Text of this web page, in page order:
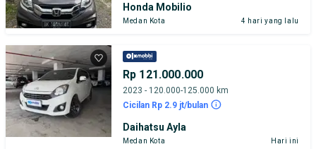
Honda Mobilio
Medan Kota 4 hari yang lalu
Rp 121.000.000
2023 - 120.000-125.000 km
Cicilan Rp 2.9 jt/bulan
Daihatsu Ayla
Medan Kota Hari ini